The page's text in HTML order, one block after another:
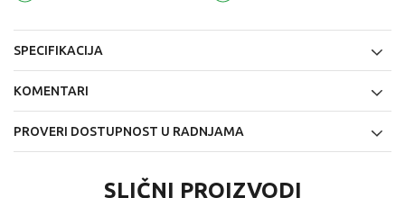
SPECIFIKACIJA
KOMENTARI
PROVERI DOSTUPNOST U RADNJAMA
SLIČNI PROIZVODI